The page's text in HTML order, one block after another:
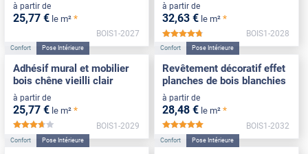
à partir de
25,77 € le m² *
BOIS1-2027
à partir de
32,63 € le m² *
*****
BOIS1-2028
Confort Pose Intérieure
Adhésif mural et mobilier
bois chêne vieilli clair
à partir de
25,77 € le m² *
*****
BOIS1-2029
Confort Pose Intérieure
Revêtement décoratif effet
planches de bois blanchies
à partir de
28,48 € le m² *
BOIS1-2032
Confort Pose Intérieure Confort Pose Intérieure